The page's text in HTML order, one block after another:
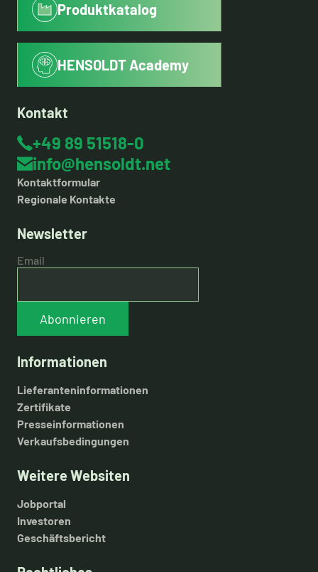
Produktkatalog
HENSOLDT Academy
Kontakt
+49 89 51518-0
info@hensoldt.net
Kontaktformular
Regionale Kontakte
Newsletter
Email
Abonnieren
Informationen
Lieferanteninformationen
Zertifikate
Presseinformationen
Verkaufsbedingungen
Weitere Websiten
Jobportal
Investoren
Geschäftsbericht